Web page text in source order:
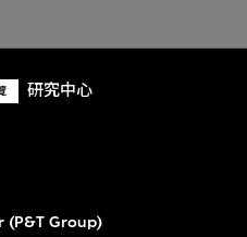
研究中心
(P&T Group)